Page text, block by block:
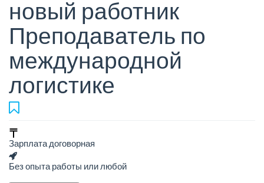
новый работник
Преподаватель по
международной
логистике
Зарплата договорная
Без опыта работы или любой